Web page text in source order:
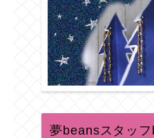
夢beansスタッ